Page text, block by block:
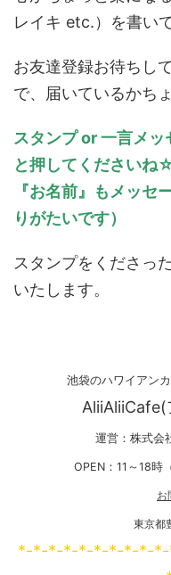
レイキ etc.）を書い
お友達登録お待ちし
で、届いているかち
スタンプ or 一言メ
と押してくださいね
『お名前』もメッセ
りがたいです）
スタンプをくださっ
いたします。
池袋のハワイアン
AliiAliiCafe(
運営：株式会
OPEN：11～18時
お
東京都
*-*-*-*-*-*-*-*-*-